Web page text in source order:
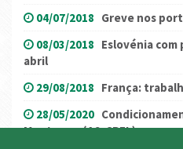
04/07/2018 Greve nos
08/03/2018 Eslovénia
abril
29/08/2018 França:
28/05/2020
Montemor (A9-CREL)